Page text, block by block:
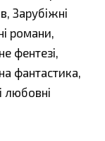
Зарубіжні
романи,
фентезі,
фантастика,
любовні